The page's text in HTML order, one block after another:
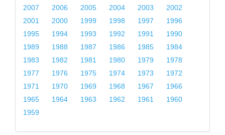
2007
2006 2005 2004 2003
2002
2001
2000 1999 1998 1997
1996
1995
1994 1993 1992 1991
1990
1989
1988 1987 1986 1985
1984
1983
1982 1981 1980 1979
1978
1977
1976 1975 1974 1973
1972
1971
1970 1969 1968 1967
1966
1965
1964 1963 1962 1961
1960
1959